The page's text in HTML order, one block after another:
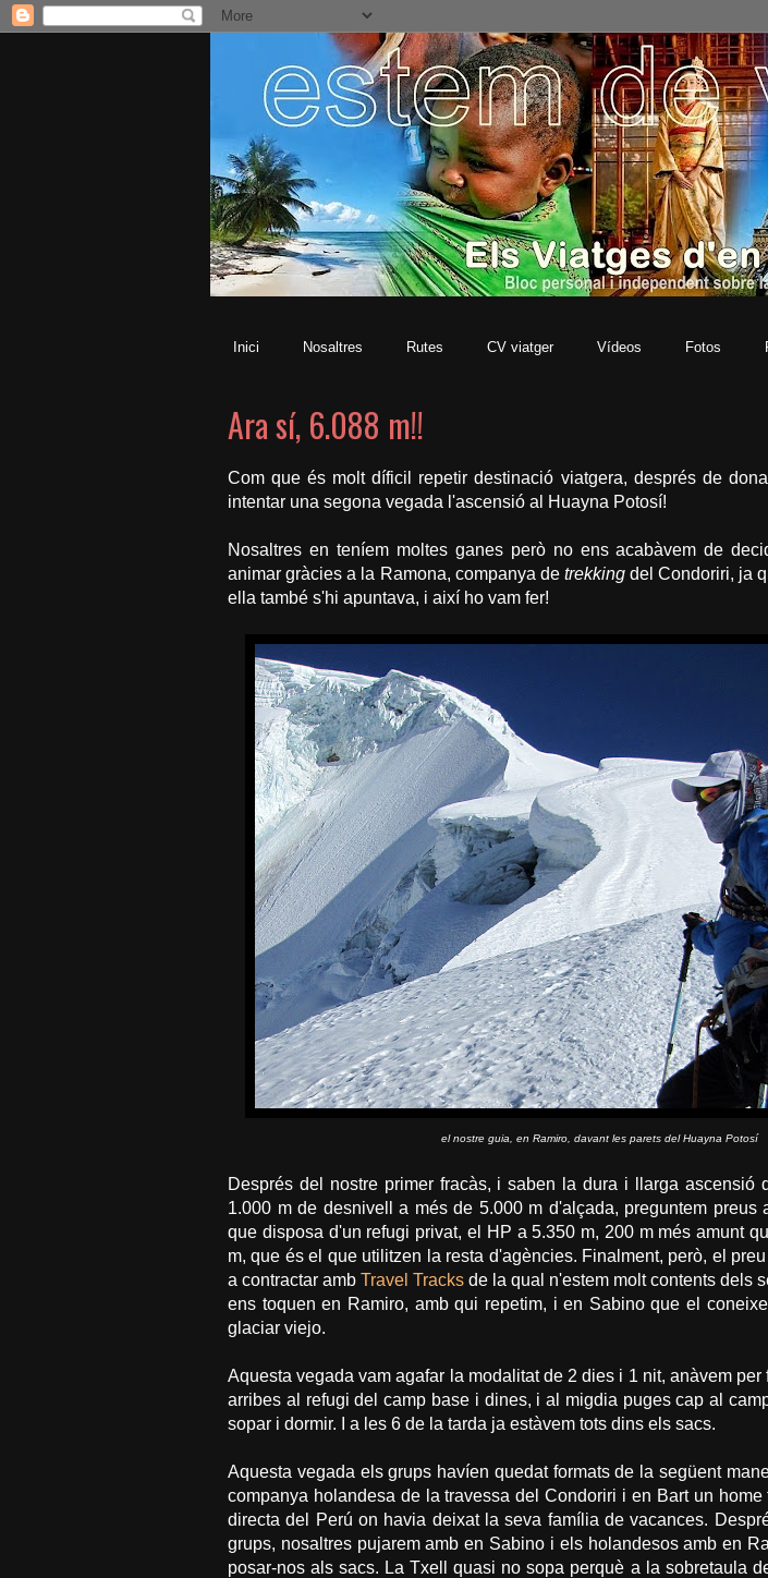
Inici Nosaltres Rutes CV viatger Vídeos Fotos
Ara sí, 6.088 m!!
Com que és molt díficil repetir destinació viatgera, després de
intentar una segona vegada l'ascensió al Huayna Potosí!
Nosaltres en teníem moltes ganes però no ens acabàvem de
animar gràcies a la Ramona, companya de trekkingdel Condoriri, ja
ella també s'hi apuntava, i així ho vam fer!
el nostre guia, en Ramiro, davant les parets del Huayna Potosí
Després del nostre primer fracàs, i saben la dura i llarga ascensió
1.000 m de desnivell a més de 5.000 m d'alçada, preguntem preus
que disposa d'un refugi privat, el HP a 5.350 m, 200 m més amunt
m, que és el que utilitzen la resta d'agències. Finalment, però, el
a contractar amb Travel Tracks de la qual n'estem molt contents dels
ens toquen en Ramiro, amb qui repetim, i en Sabino que el
glaciar viejo.
Aquesta vegada vam agafar la modalitat de 2 dies i 1 nit, anàvem
arribes al refugi del camp base i dines, i al migdia puges cap al
sopar i dormir. I a les 6 de la tarda ja estàvem tots dins els sacs.
Aquesta vegada els grups havíen quedat formats de la següent
companya holandesa de la travessa del Condoriri i en Bart un
directa del Perú on havia deixat la seva família de vacances.
grups, nosaltres pujarem amb en Sabino i els holandesos amb en
posar-nos als sacs. La Txell quasi no sopa perquè a la sobretaula